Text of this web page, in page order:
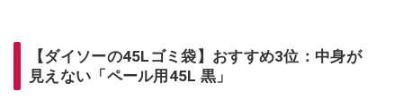
【ダイソーの45Lゴミ袋】おすすめ3位：中身が
見えない「ペール用45L 黒」